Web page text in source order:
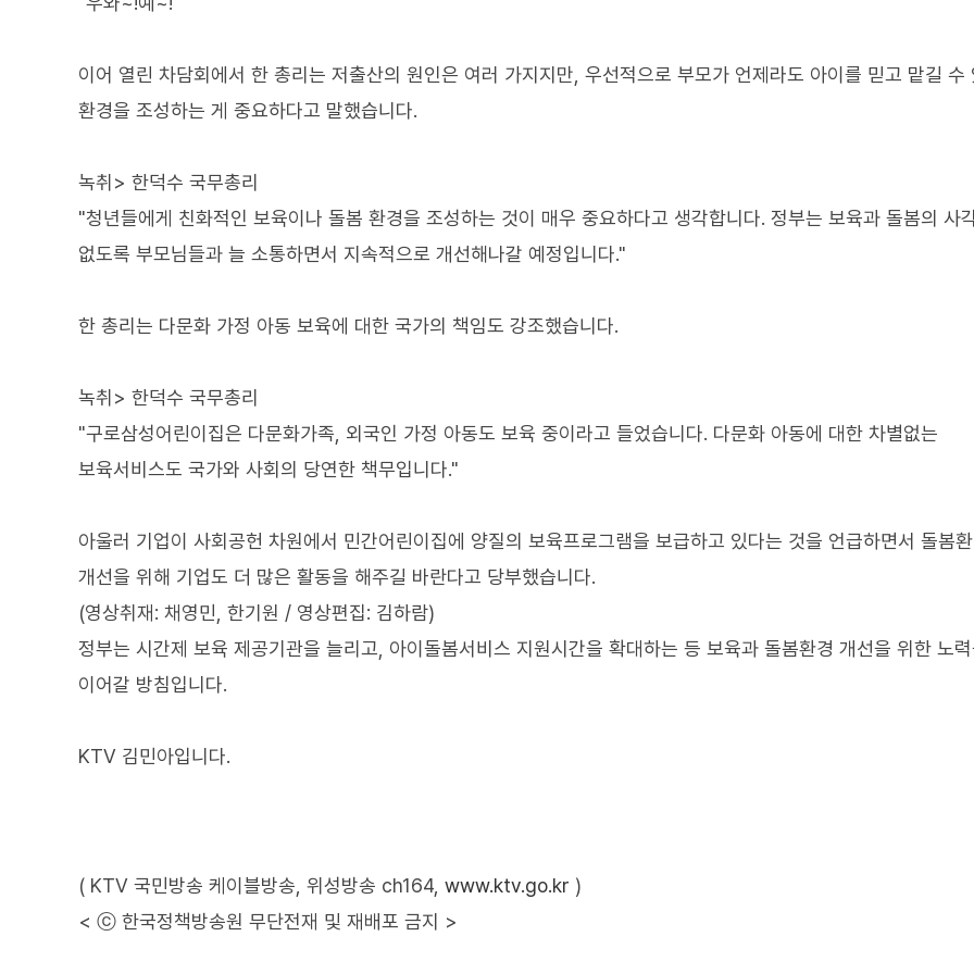
이어 열린 차담회에서 한 총리는 저출산의 원인은 여러 가지지만, 우선적으로 부모가 언제라도 아이를 믿고 맡길 수
환경을 조성하는 게 중요하다고 말했습니다.
녹취> 한덕수 국무총리
"청년들에게 친화적인 보육이나 돌봄 환경을 조성하는 것이 매우 중요하다고 생각합니다. 정부는 보육과 돌봄의 사
없도록 부모님들과 늘 소통하면서 지속적으로 개선해나갈 예정입니다."
한 총리는 다문화 가정 아동 보육에 대한 국가의 책임도 강조했습니다.
녹취> 한덕수 국무총리
"구로삼성어린이집은 다문화가족, 외국인 가정 아동도 보육 중이라고 들었습니다. 다문화 아동에 대한 차별없는
보육서비스도 국가와 사회의 당연한 책무입니다."
아울러 기업이 사회공헌 차원에서 민간어린이집에 양질의 보육프로그램을 보급하고 있다는 것을 언급하면서 돌봄
개선을 위해 기업도 더 많은 활동을 해주길 바란다고 당부했습니다.
(영상취재: 채영민, 한기원 / 영상편집: 김하람)
정부는 시간제 보육 제공기관을 늘리고, 아이돌봄서비스 지원시간을 확대하는 등 보육과 돌봄환경 개선을 위한 노
이어갈 방침입니다.
KTV 김민아입니다.
( KTV 국민방송 케이블방송, 위성방송 ch164, www.ktv.go.kr )
< ⓒ 한국정책방송원 무단전재 및 재배포 금지 >